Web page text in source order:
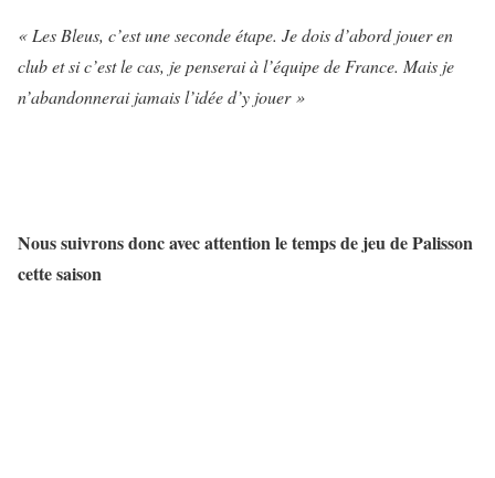
« Les Bleus, c’est une seconde étape. Je dois d’abord jouer en
club et si c’est le cas, je penserai à l’équipe de France. Mais je
n’abandonnerai jamais l’idée d’y jouer »
Nous suivrons donc avec attention le temps de jeu de Palisson
cette saison